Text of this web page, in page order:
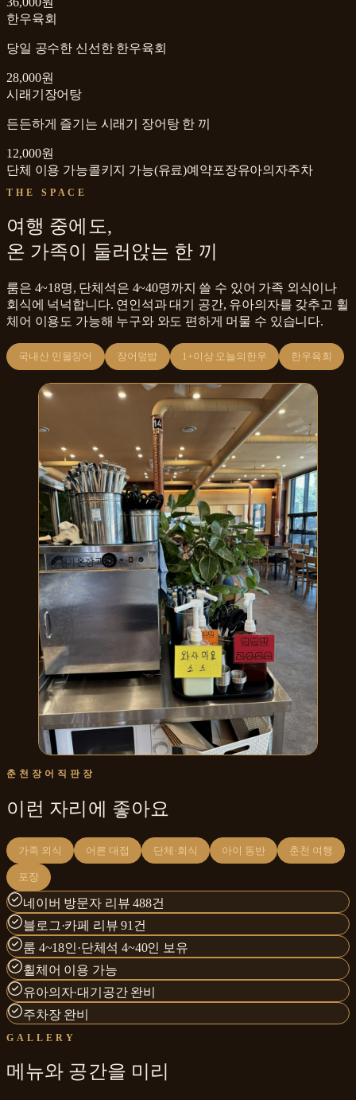
한우육회
당일 공수한 신선한 한우육회
28,000원
시래기장어탕
든든하게 즐기는 시래기 장어탕 한 끼
12,000원
단체 이용 가능콜키지 가능(유료)예약포장유아의자주차
THE SPACE
여행 중에도,
온 가족이 둘러앉는 한 끼
룸은 4~18명, 단체석은 4~40명까지 쓸 수 있어 가족 외식이나
회식에 넉넉합니다. 연인석과 대기 공간, 유아의자를 갖추고 휠
체어 이용도 가능해 누구와 와도 편하게 머물 수 있습니다.
국내산 민물장어 장어덮밥 1+이상 오늘의한우 한우육회
춘천장어직판장
이런 자리에 좋아요
가족 외식 어른 대접 단체·회식 아이 동반 춘천 여행
포장
네이버 방문자 리뷰 488건
블로그·카페 리뷰 91건
룸 4~18인·단체석 4~40인 보유
휠체어 이용 가능
유아의자·대기공간 완비
주차장 완비
GALLERY
메뉴와 공간을 미리